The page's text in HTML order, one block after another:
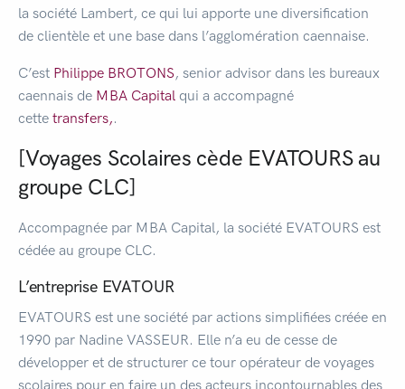
la société Lambert, ce qui lui apporte une diversification
de clientèle et une base dans l’agglomération caennaise.
C’est Philippe BROTONS, senior advisor dans les bureaux
caennais de MBA Capital qui a accompagné
cette transfers,.
[Voyages Scolaires cède EVATOURS au
groupe CLC]
Accompagnée par MBA Capital, la société EVATOURS est
cédée au groupe CLC.
L’entreprise EVATOUR
EVATOURS est une société par actions simplifiées créée en
1990 par Nadine VASSEUR. Elle n’a eu de cesse de
développer et de structurer ce tour opérateur de voyages
scolaires pour en faire un des acteurs incontournables des